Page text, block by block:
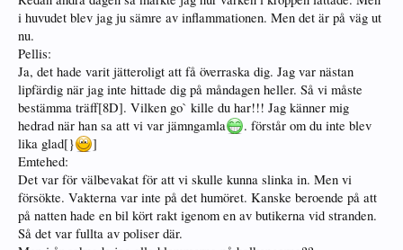
i huvudet blev jag ju sämre av inflammationen. Men det är på väg ut
nu.
Pellis:
Ja, det hade varit jätteroligt att få överraska dig. Jag var nästan
lipfärdig när jag inte hittade dig på måndagen heller. Så vi måste
bestämma träff[8D]. Vilken go` kille du har!!! Jag känner mig
hedrad när han sa att vi var jämngamla
. förstår om du inte blev
lika glad[}
]
Emtehed:
Det var för välbevakat för att vi skulle kunna slinka in. Men vi
försökte. Vakterna var inte på det humöret. Kanske beroende på att
på natten hade en bil kört rakt igenom en av butikerna vid stranden.
Så det var fullta av poliser där.